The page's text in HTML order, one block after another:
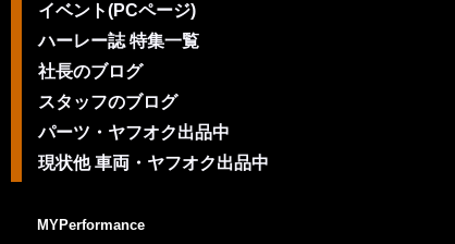
イベント(PCページ)
ハーレー誌 特集一覧
社長のブログ
スタッフのブログ
パーツ・ヤフオク出品中
現状他 車両・ヤフオク出品中
MYPerformance